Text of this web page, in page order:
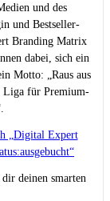
und des
und Bestseller-
Branding Matrix
dabei, sich ein
Motto: „Raus aus
Liga für Premium-
„Digital Expert
deinen smarten